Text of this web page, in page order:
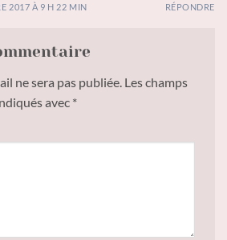
2017 À 9 H 22 MIN RÉPONDRE
ne sera pas publiée. Les champs
avec *